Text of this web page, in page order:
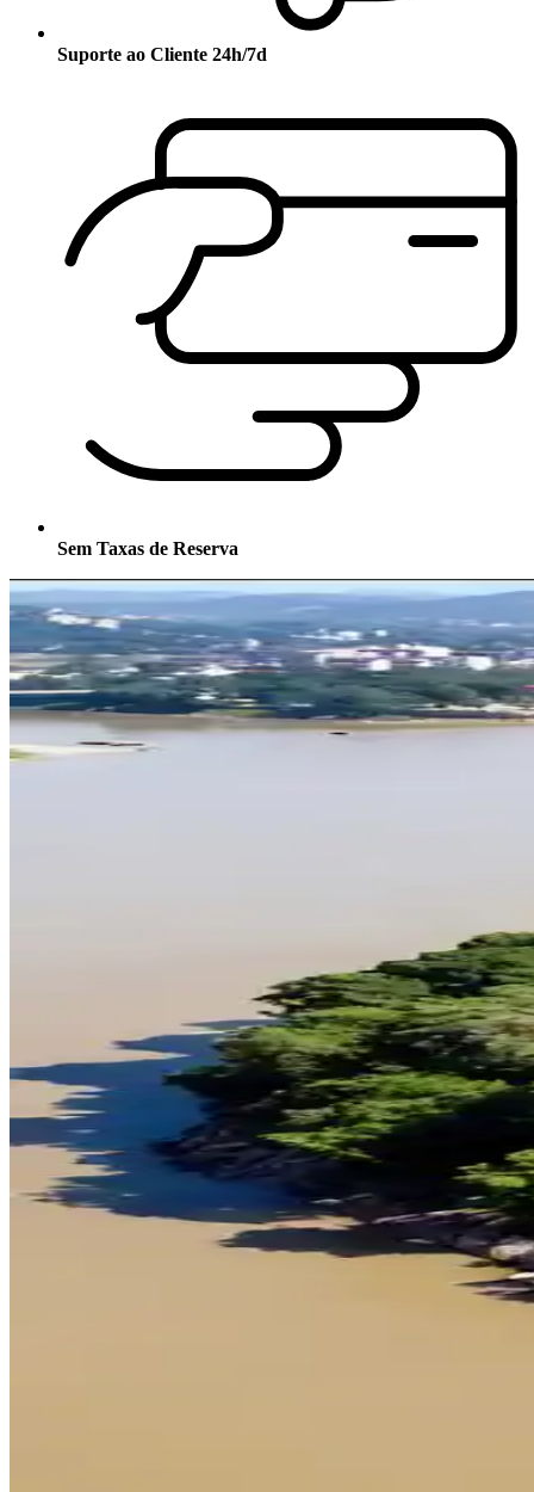
Suporte ao Cliente 24h/7d
Sem Taxas de Reserva